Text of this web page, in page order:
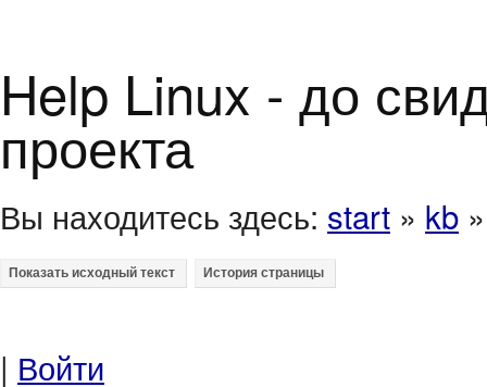
Help Linux - до
проекта
Вы находитесь здесь: start » kb
| Войти